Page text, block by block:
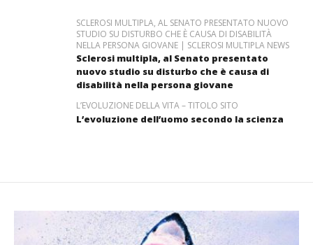
SCLEROSI MULTIPLA, AL SENATO PRESENTATO NUOVO
STUDIO SU DISTURBO CHE È CAUSA DI DISABILITÀ
NELLA PERSONA GIOVANE | SCLEROSI MULTIPLA NEWS
Sclerosi multipla, al Senato presentato
nuovo studio su disturbo che è causa di
disabilità nella persona giovane
L’EVOLUZIONE DELLA VITA – TITOLO SITO
L’evoluzione dell’uomo secondo la scienza